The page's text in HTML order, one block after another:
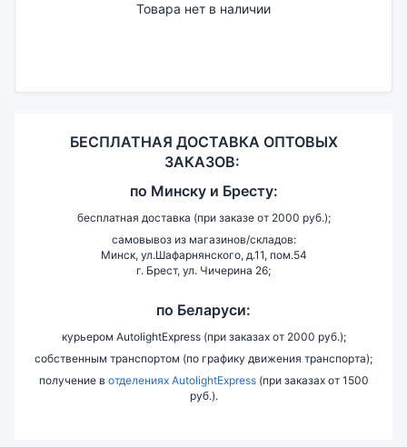
Товара нет в наличии
БЕСПЛАТНАЯ ДОСТАВКА ОПТОВЫХ
ЗАКАЗОВ:
по Минску и Бресту:
бесплатная доставка (при заказе от 2000 руб.);
самовывоз из магазинов/складов:
Минск, ул.Шафарнянского, д.11, пом.54
г. Брест, ул. Чичерина 26;
по Беларуси:
курьером AutolightExpress (при заказах от 2000 руб.);
собственным транспортом (по графику движения транспорта);
получение в отделениях AutolightExpress(при заказах от 1500
руб.).